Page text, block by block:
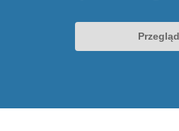
Przegląd